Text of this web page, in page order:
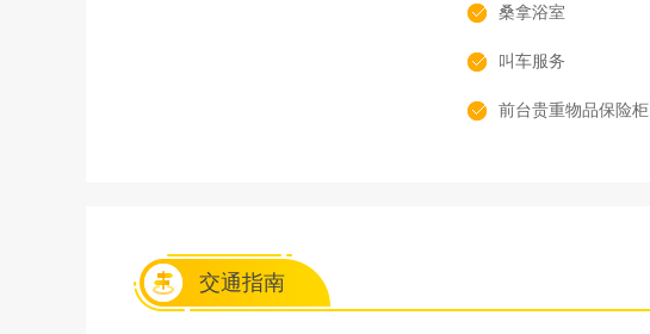
桑拿浴室
叫车服务
前台贵重物品保险柜
交通指南